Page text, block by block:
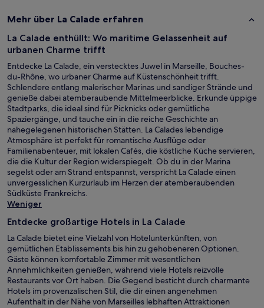
Mehr über La Calade erfahren
La Calade enthüllt: Wo maritime Gelassenheit auf
urbanen Charme trifft
Entdecke La Calade, ein verstecktes Juwel in Marseille, Bouches-
du-Rhône, wo urbaner Charme auf Küstenschönheit trifft.
Schlendere entlang malerischer Marinas und sandiger Strände und
genieße dabei atemberaubende Mittelmeerblicke. Erkunde üppige
Stadtparks, die ideal sind für Picknicks oder gemütliche
Spaziergänge, und tauche ein in die reiche Geschichte an
nahegelegenen historischen Stätten. La Calades lebendige
Atmosphäre ist perfekt für romantische Ausflüge oder
Familienabenteuer, mit lokalen Cafés, die köstliche Küche servieren,
die die Kultur der Region widerspiegelt. Ob du in der Marina
segelst oder am Strand entspannst, verspricht La Calade einen
unvergesslichen Kurzurlaub im Herzen der atemberaubenden
Südküste Frankreichs.
Weniger
Entdecke großartige Hotels in La Calade
La Calade bietet eine Vielzahl von Hotelunterkünften, von
gemütlichen Etablissements bis hin zu gehobeneren Optionen.
Gäste können komfortable Zimmer mit wesentlichen
Annehmlichkeiten genießen, während viele Hotels reizvolle
Restaurants vor Ort haben. Die Gegend besticht durch charmante
Hotels im provenzalischen Stil, die dir einen angenehmen
Aufenthalt in der Nähe von Marseilles lebhaften Attraktionen